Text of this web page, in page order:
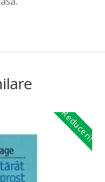
Reduceri!